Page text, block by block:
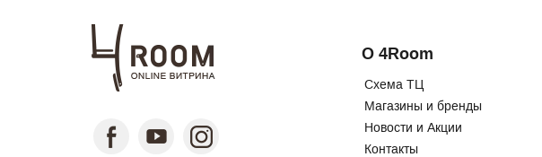
О 4Room
Схема ТЦ
Магазины и бренды
Новости и Акции
Контакты